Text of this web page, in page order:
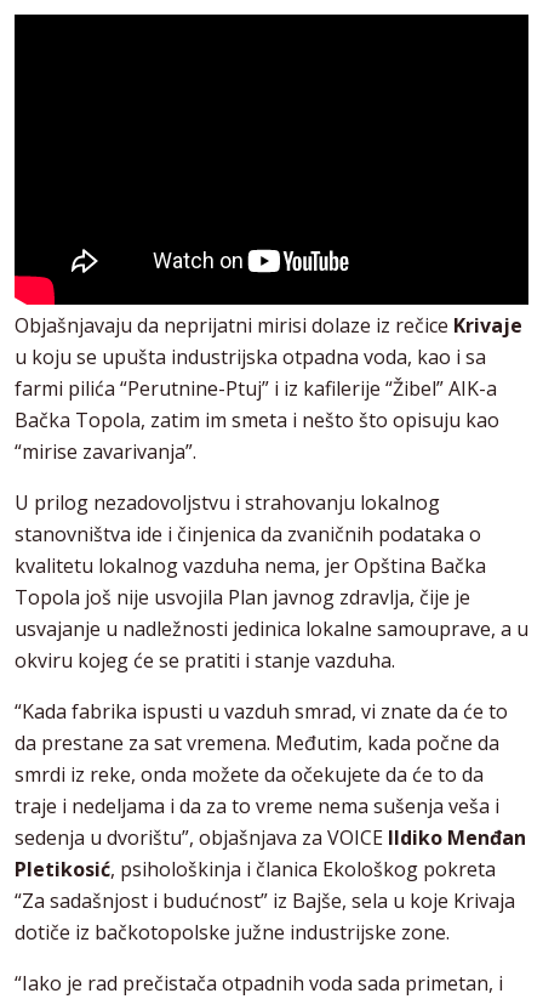
Objašnjavaju da neprijatni mirisi dolaze iz rečice Krivaje
u koju se upušta industrijska otpadna voda, kao i sa
farmi pilića “Perutnine-Ptuj” i iz kafilerije “Žibel” AIK-a
Bačka Topola, zatim im smeta i nešto što opisuju kao
“mirise zavarivanja”.
U prilog nezadovoljstvu i strahovanju lokalnog
stanovništva ide i činjenica da zvaničnih podataka o
kvalitetu lokalnog vazduha nema, jer Opština Bačka
Topola još nije usvojila Plan javnog zdravlja, čije je
usvajanje u nadležnosti jedinica lokalne samouprave, a u
okviru kojeg će se pratiti i stanje vazduha.
“Kada fabrika ispusti u vazduh smrad, vi znate da će to
da prestane za sat vremena. Međutim, kada počne da
smrdi iz reke, onda možete da očekujete da će to da
traje i nedeljama i da za to vreme nema sušenja veša i
sedenja u dvorištu”, objašnjava za VOICE Ildiko Menđan
Pletikosić, psihološkinja i članica Ekološkog pokreta
“Za sadašnjost i budućnost” iz Bajše, sela u koje Krivaja
dotiče iz bačkotopolske južne industrijske zone.
“Iako je rad prečistača otpadnih voda sada primetan, i